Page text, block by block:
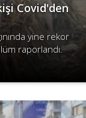
Covid'den
yine rekor
raporlandı.